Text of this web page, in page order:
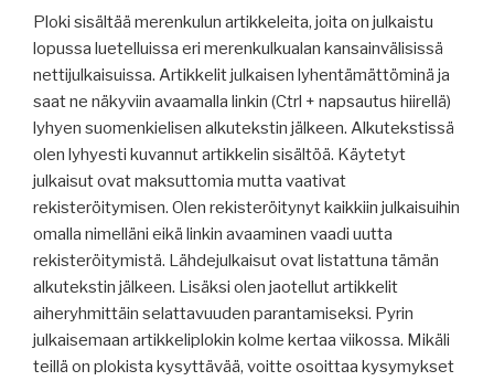
Ploki sisältää merenkulun artikkeleita, joita on julkaistu
lopussa luetelluissa eri merenkulkualan kansainvälisissä
nettijulkaisuissa. Artikkelit julkaisen lyhentämättöminä ja
saat ne näkyviin avaamalla linkin (Ctrl + napsautus hiirellä)
lyhyen suomenkielisen alkutekstin jälkeen. Alkutekstissä
olen lyhyesti kuvannut artikkelin sisältöä. Käytetyt
julkaisut ovat maksuttomia mutta vaativat
rekisteröitymisen. Olen rekisteröitynyt kaikkiin julkaisuihin
omalla nimelläni eikä linkin avaaminen vaadi uutta
rekisteröitymistä. Lähdejulkaisut ovat listattuna tämän
alkutekstin jälkeen. Lisäksi olen jaotellut artikkelit
aiheryhmittäin selattavuuden parantamiseksi. Pyrin
julkaisemaan artikkeliplokin kolme kertaa viikossa. Mikäli
teillä on plokista kysyttävää, voitte osoittaa kysymykset